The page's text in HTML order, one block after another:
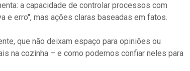
a capacidade de controlar processos com
e erro", mas ações claras baseadas em fatos.
que não deixam espaço para opiniões ou
na cozinha – e como podemos confiar neles para